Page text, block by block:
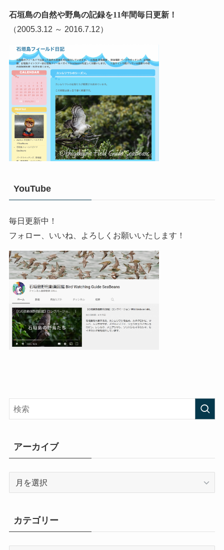
石垣島の自然や野鳥の記録を11年間毎日更新！
（2005.3.12 ～ 2016.7.12）
YouTube
毎日更新中！
フォロー、いいね、よろしくお願いいたします！
アーカイブ
ブ
カテゴリー